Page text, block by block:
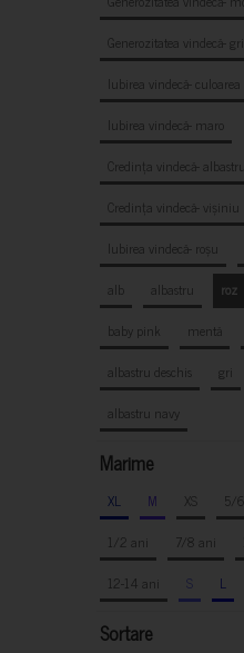
Generozitatea vindecă-
Iubirea vindecă-
Iubirea vindecă- maro
Credința vindecă- albastru
Credința vindecă- vișiniu
Iubirea vindecă- roșu
alb
albastru roz
baby pink
mentă
albastru deschis
gri
albastru navy
Marime
XL M XS 5/
1/2 ani
7/8 ani
12-14 ani
S L
Sortare